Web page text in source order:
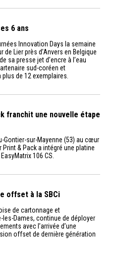
6 ans
Innovation Days la semaine
Lier près d’Anvers en Belgique
sa presse jet d’encre à l’eau
sud-coréen et
de 12 exemplaires.
franchit une nouvelle étape
Gontier-sur-Mayenne (53) au cœur
Print & Pack a intégré une platine
106 CS.
offset à la SBCi
de cartonnage et
les-Dames, continue de déployer
avec l’arrivée d’une
offset de dernière génération